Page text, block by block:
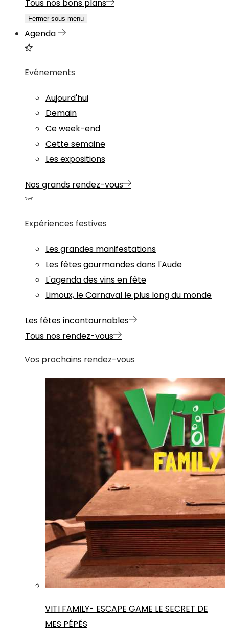
Tous nos bons plans
Fermer sous-menu
Agenda
Evénements
Aujourd'hui
Demain
Ce week-end
Cette semaine
Les expositions
Nos grands rendez-vous
Expériences festives
Les grandes manifestations
Les fêtes gourmandes dans l'Aude
L'agenda des vins en fête
Limoux, le Carnaval le plus long du monde
Les fêtes incontournables
Tous nos rendez-vous
Vos prochains rendez-vous
VITI FAMILY- ESCAPE GAME LE SECRET DE
MES PÉPÉS